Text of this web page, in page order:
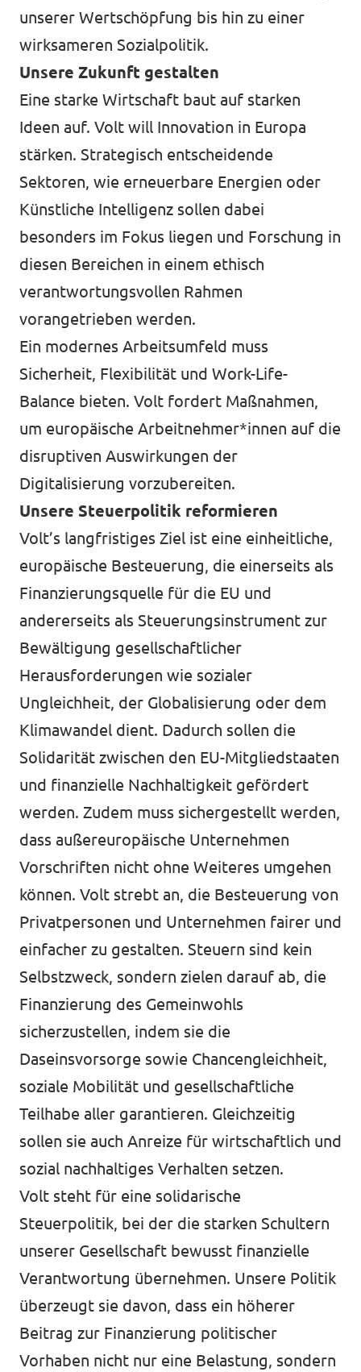
unserer Wertschöpfung bis hin zu einer
wirksameren Sozialpolitik.
Unsere Zukunft gestalten
Eine starke Wirtschaft baut auf starken
Ideen auf. Volt will Innovation in Europa
stärken. Strategisch entscheidende
Sektoren, wie erneuerbare Energien oder
Künstliche Intelligenz sollen dabei
besonders im Fokus liegen und Forschung in
diesen Bereichen in einem ethisch
verantwortungsvollen Rahmen
vorangetrieben werden.
Ein modernes Arbeitsumfeld muss
Sicherheit, Flexibilität und Work-Life-
Balance bieten. Volt fordert Maßnahmen,
um europäische Arbeitnehmer*innen auf die
disruptiven Auswirkungen der
Digitalisierung vorzubereiten.
Unsere Steuerpolitik reformieren
Volt’s langfristiges Ziel ist eine einheitliche,
europäische Besteuerung, die einerseits als
Finanzierungsquelle für die EU und
andererseits als Steuerungsinstrument zur
Bewältigung gesellschaftlicher
Herausforderungen wie sozialer
Ungleichheit, der Globalisierung oder dem
Klimawandel dient. Dadurch sollen die
Solidarität zwischen den EU-Mitgliedstaaten
und finanzielle Nachhaltigkeit gefördert
werden. Zudem muss sichergestellt werden,
dass außereuropäische Unternehmen
Vorschriften nicht ohne Weiteres umgehen
können. Volt strebt an, die Besteuerung von
Privatpersonen und Unternehmen fairer und
einfacher zu gestalten. Steuern sind kein
Selbstzweck, sondern zielen darauf ab, die
Finanzierung des Gemeinwohls
sicherzustellen, indem sie die
Daseinsvorsorge sowie Chancengleichheit,
soziale Mobilität und gesellschaftliche
Teilhabe aller garantieren. Gleichzeitig
sollen sie auch Anreize für wirtschaftlich und
sozial nachhaltiges Verhalten setzen.
Volt steht für eine solidarische
Steuerpolitik, bei der die starken Schultern
unserer Gesellschaft bewusst finanzielle
Verantwortung übernehmen. Unsere Politik
überzeugt sie davon, dass ein höherer
Beitrag zur Finanzierung politischer
Vorhaben nicht nur eine Belastung, sondern